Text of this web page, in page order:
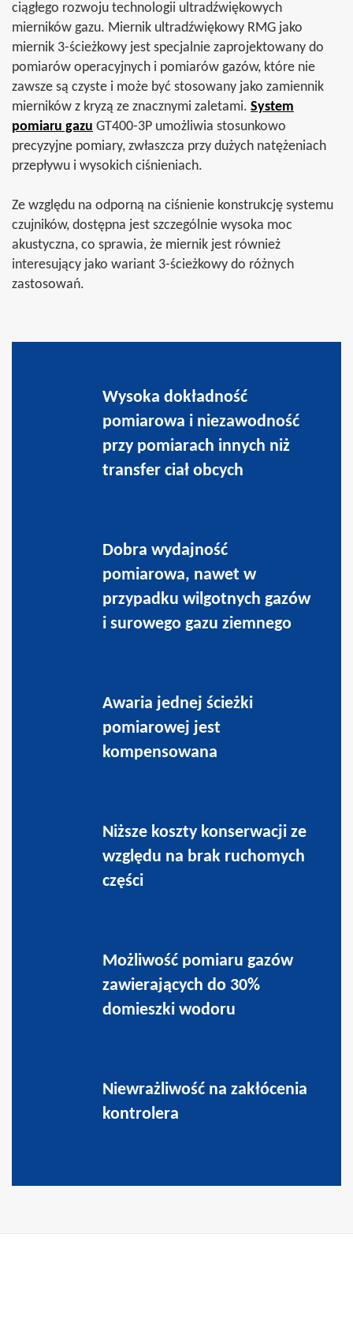
ciągłego rozwoju technologii ultradźwiękowych
mierników gazu. Miernik ultradźwiękowy RMG jako
miernik 3-ścieżkowy jest specjalnie zaprojektowany do
pomiarów operacyjnych i pomiarów gazów, które nie
zawsze są czyste i może być stosowany jako zamiennik
mierników z kryzą ze znacznymi zaletami. System
pomiaru gazu GT400-3P umożliwia stosunkowo
precyzyjne pomiary, zwłaszcza przy dużych natężeniach
przepływu i wysokich ciśnieniach.
Ze względu na odporną na ciśnienie konstrukcję systemu
czujników, dostępna jest szczególnie wysoka moc
akustyczna, co sprawia, że miernik jest również
interesujący jako wariant 3-ścieżkowy do różnych
zastosowań.
Wysoka dokładność
pomiarowa i niezawodność
przy pomiarach innych niż
transfer ciał obcych
Dobra wydajność
pomiarowa, nawet w
przypadku wilgotnych gazów
i surowego gazu ziemnego
Awaria jednej ścieżki
pomiarowej jest
kompensowana
Niższe koszty konserwacji ze
względu na brak ruchomych
części
Możliwość pomiaru gazów
zawierających do 30%
domieszki wodoru
Niewrażliwość na zakłócenia
kontrolera